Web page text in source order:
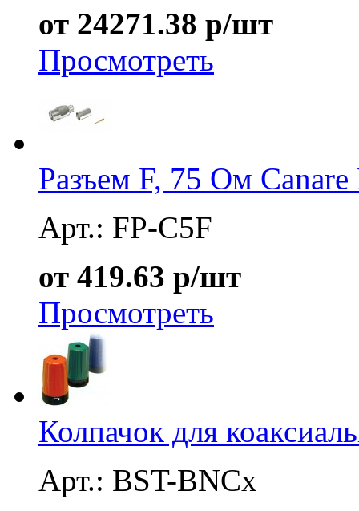
от 24271.38 р/шт
Просмотреть
Разъем F, 75 Ом Canare
Арт.: FP-C5F
от 419.63 р/шт
Просмотреть
Колпачок для
Арт.: BST-BNCx